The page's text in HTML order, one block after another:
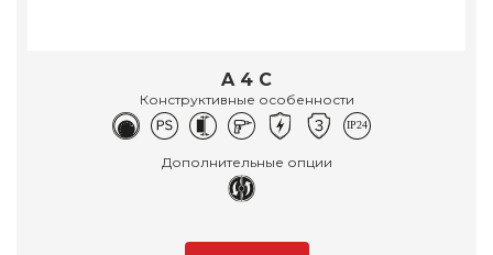
A 4 C
Конструктивные особенности
Дополнительные опции